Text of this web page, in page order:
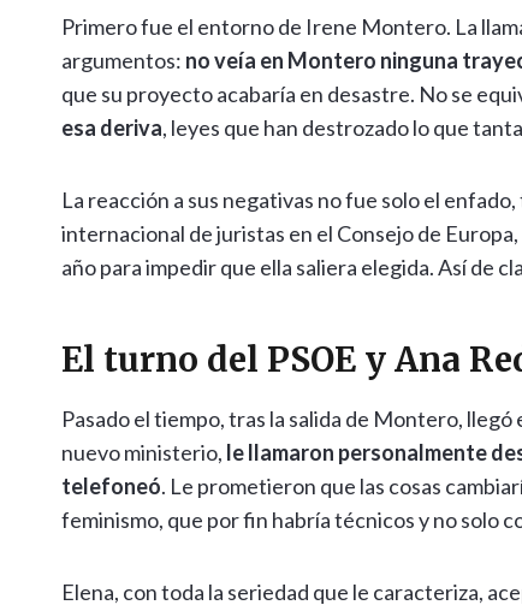
Primero fue el entorno de Irene Montero. La
argumentos: no veía en Montero ninguna
que su proyecto acabaría en desastre. No se
esa deriva, leyes que han destrozado lo que
La reacción a sus negativas no fue solo el
internacional de juristas en el Consejo de
año para impedir que ella saliera elegida. Así de
El turno del PSOE y Ana
Pasado el tiempo, tras la salida de Montero,
nuevo ministerio, le llamaron personalmente
telefoneó. Le prometieron que las cosas
feminismo, que por fin habría técnicos y no solo
Elena, con toda la seriedad que le caracteriza,